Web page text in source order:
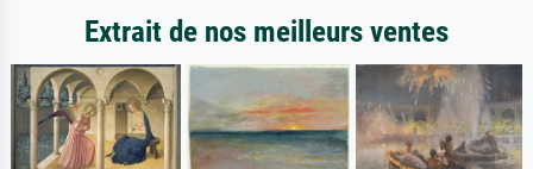
Extrait de nos meilleurs ventes